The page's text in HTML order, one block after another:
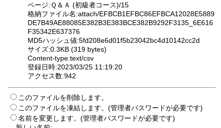
ページ:Ｑ＆Ａ (初級者コース)/15
格納ファイル名:attach/EFBCB1EFBC86EFBCA12028E5889
DE7B49AE88085E382B3E383BCE382B9292F3135_6E616
F35342E637376
MD5ハッシュ値:5fd208e6d01f5b23042bc4d10142cc2d
サイズ:0.3KB (319 bytes)
Content-type:text/csv
登録日時:2023/03/25 11:19:20
アクセス数:942
このファイルを削除します。
このファイルを凍結します。(管理者パスワードが必要です)
名前を変更します。(管理者パスワードが必要です)